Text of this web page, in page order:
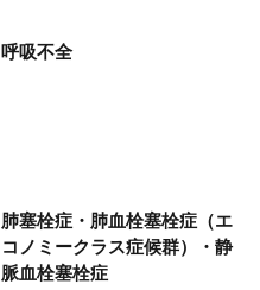
呼吸不全
肺塞栓症・肺血栓塞栓症（エ
コノミークラス症候群）・静
脈血栓塞栓症